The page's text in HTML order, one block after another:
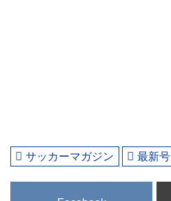
サッカーマガジン 最新号